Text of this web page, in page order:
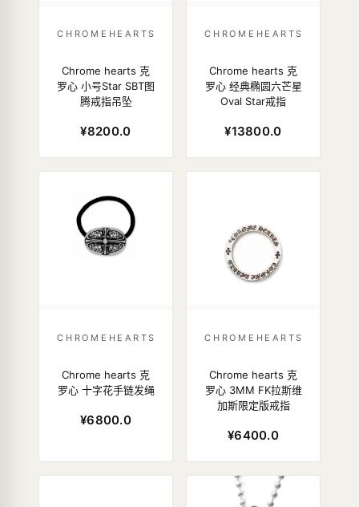
CHROMEHEARTS
Chrome hearts 克
罗心 小号Star SBT图
腾戒指吊坠
¥8200.0
CHROMEHEARTS
Chrome hearts 克
罗心 经典椭圆六芒星
Oval Star戒指
¥13800.0
CHROMEHEARTS
Chrome hearts 克
罗心 十字花手链发绳
¥6800.0
CHROMEHEARTS
Chrome hearts 克
罗心 3MM FK拉斯维
加斯限定版戒指
¥6400.0